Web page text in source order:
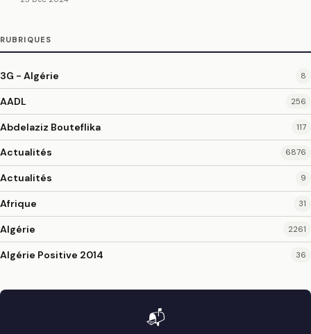
RUBRIQUES
3G - Algérie 8
AADL 256
Abdelaziz Bouteflika 117
Actualités 6876
Actualités 9
Afrique 31
Algérie 2261
Algérie Positive 2014 36
📬